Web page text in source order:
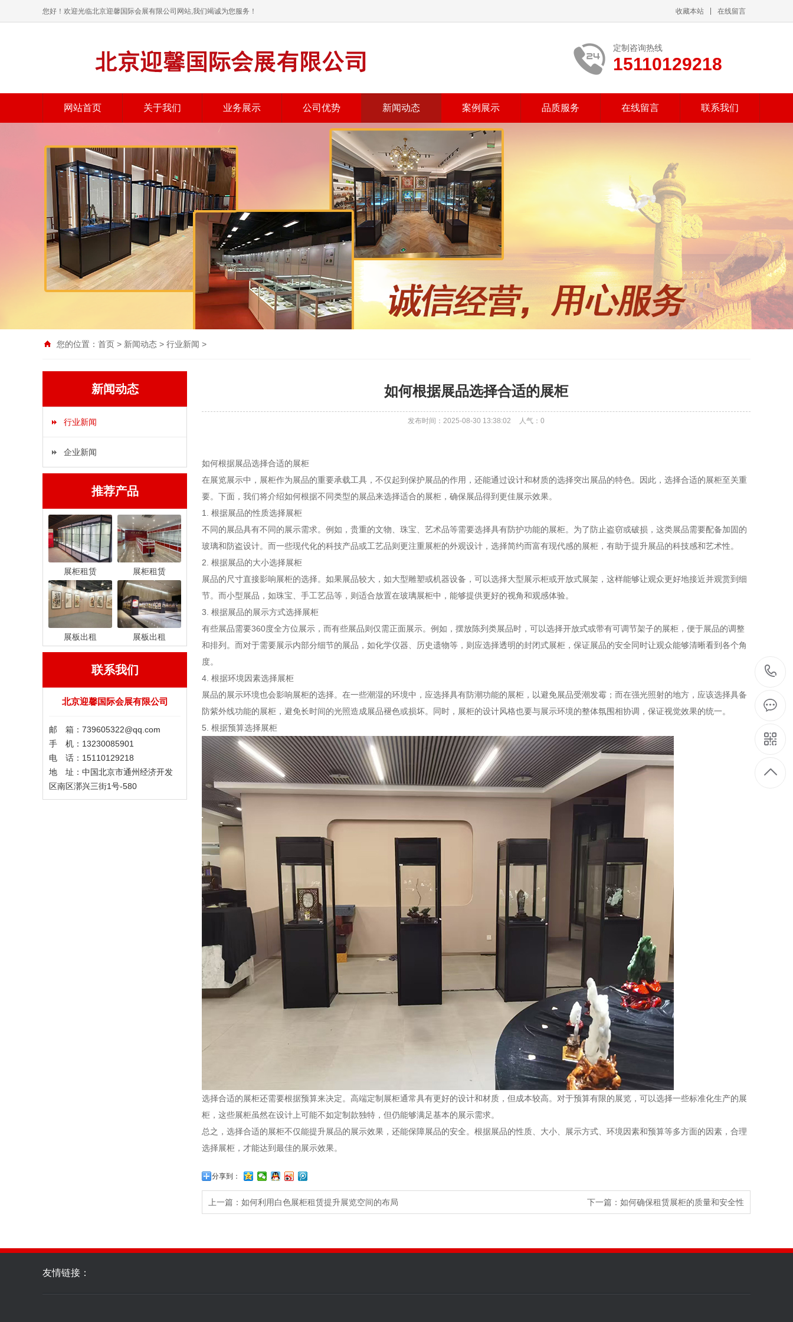
您好！欢迎光临北京迎馨国际会展有限公司网站,我们竭诚为您服务！ 收藏本站 在线留言
定制咨询热线
15110129218
网站首页 关于我们 业务展示 公司优势 新闻动态 案例展示 品质服务 在线留言 联系我们
您的位置： 首页 > 新闻动态 > 行业新闻 >
新闻动态
行业新闻
企业新闻
推荐产品
展柜租赁 展柜租赁
展板出租 展板出租
联系我们
北京迎馨国际会展有限公司
邮 箱：739605322@qq.com
手 机：13230085901
电 话：15110129218
地 址：中国北京市通州经济开发
区南区漷兴三街1号-580
如何根据展品选择合适的展柜
发布时间：2025-08-30 13:38:02 人气： 0
如何根据展品选择合适的展柜
在展览展示中，展柜作为展品的重要承载工具，不仅起到保护展品的作用，还能通过设计和材质的选择突出展品的特色。因此，选择合适的展柜至关重
要。下面，我们将介绍如何根据不同类型的展品来选择适合的展柜，确保展品得到更佳展示效果。
1. 根据展品的性质选择展柜
不同的展品具有不同的展示需求。例如，贵重的文物、珠宝、艺术品等需要选择具有防护功能的展柜。为了防止盗窃或破损，这类展品需要配备加固的
玻璃和防盗设计。而一些现代化的科技产品或工艺品则更注重展柜的外观设计，选择简约而富有现代感的展柜，有助于提升展品的科技感和艺术性。
2. 根据展品的大小选择展柜
展品的尺寸直接影响展柜的选择。如果展品较大，如大型雕塑或机器设备，可以选择大型展示柜或开放式展架，这样能够让观众更好地接近并观赏到细
节。而小型展品，如珠宝、手工艺品等，则适合放置在玻璃展柜中，能够提供更好的视角和观感体验。
3. 根据展品的展示方式选择展柜
有些展品需要360度全方位展示，而有些展品则仅需正面展示。例如，摆放陈列类展品时，可以选择开放式或带有可调节架子的展柜，便于展品的调整
和排列。而对于需要展示内部分细节的展品，如化学仪器、历史遗物等，则应选择透明的封闭式展柜，保证展品的安全同时让观众能够清晰看到各个角
度。
4. 根据环境因素选择展柜
展品的展示环境也会影响展柜的选择。在一些潮湿的环境中，应选择具有防潮功能的展柜，以避免展品受潮发霉；而在强光照射的地方，应该选择具备
防紫外线功能的展柜，避免长时间的光照造成展品褪色或损坏。同时，展柜的设计风格也要与展示环境的整体氛围相协调，保证视觉效果的统一。
5. 根据预算选择展柜
选择合适的展柜还需要根据预算来决定。高端定制展柜通常具有更好的设计和材质，但成本较高。对于预算有限的展览，可以选择一些标准化生产的展
柜，这些展柜虽然在设计上可能不如定制款独特，但仍能够满足基本的展示需求。
总之，选择合适的展柜不仅能提升展品的展示效果，还能保障展品的安全。根据展品的性质、大小、展示方式、环境因素和预算等多方面的因素，合理
选择展柜，才能达到最佳的展示效果。
分享到：
上一篇： 如何利用白色展柜租赁提升展览空间的布局 下一篇： 如何确保租赁展柜的质量和安全性
友情链接：